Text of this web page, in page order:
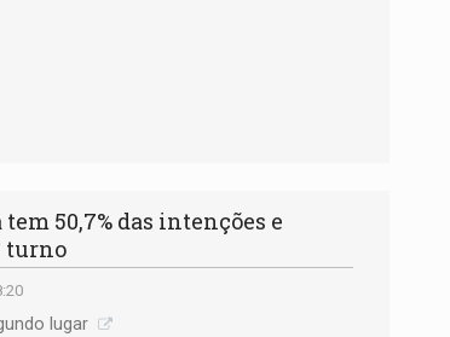
50,7% das intenções e
turno
lugar